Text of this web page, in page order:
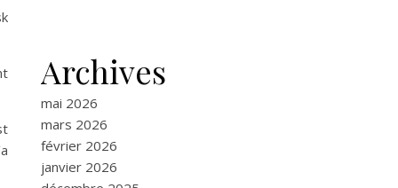
Archives
mai 2026
mars 2026
février 2026
janvier 2026